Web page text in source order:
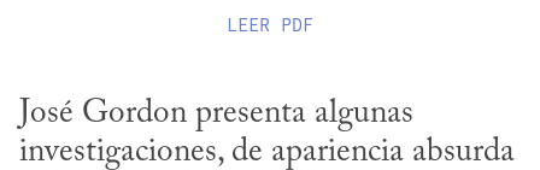
LEER PDF
José Gordon presenta algunas
investigaciones, de apariencia absurda